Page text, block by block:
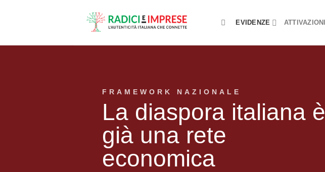
EVIDENZE ATTIVAZIONI
FRAMEWORK NAZIONALE
La diaspora italiana è
già una rete
economica